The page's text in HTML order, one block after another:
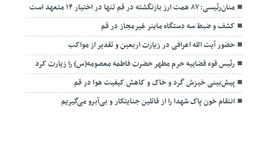
منان‌رئیسی: ۸۷ همت ارز بازنگشته در قم تنها در اختیار ۱۴ متعهد است
کشف و ضبط سه دستگاه ماینر غیرمجاز در قم
حضور آیت الله اعرافی در زیارت اربعین و تقدیر از مواکب
رئیس قوه قضاییه حرم مطهر حضرت فاطمه معصومه(س) را زیارت کرد
پیش‌بینی خیزش گرد و خاک و کاهش کیفیت هوا در قم
انتقام خون پاک شهدا را از قاتلین جنایتکار و بی‌آبرو می‌گیریم